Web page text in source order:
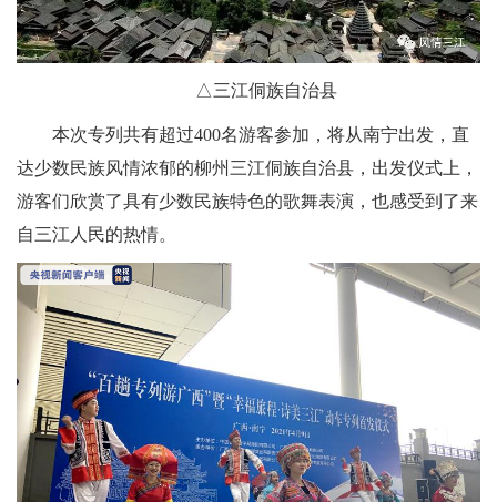
△三江侗族自治县
本次专列共有超过400名游客参加，将从南宁出发，直
达少数民族风情浓郁的柳州三江侗族自治县，出发仪式上，
游客们欣赏了具有少数民族特色的歌舞表演，也感受到了来
自三江人民的热情。